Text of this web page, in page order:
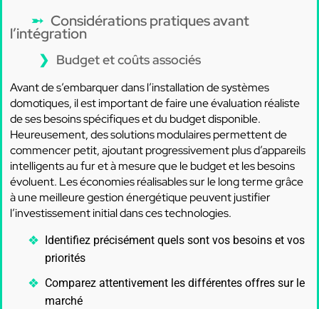
Considérations pratiques avant
l’intégration
Budget et coûts associés
Avant de s’embarquer dans l’installation de systèmes
domotiques, il est important de faire une évaluation réaliste
de ses besoins spécifiques et du budget disponible.
Heureusement, des solutions modulaires permettent de
commencer petit, ajoutant progressivement plus d’appareils
intelligents au fur et à mesure que le budget et les besoins
évoluent. Les économies réalisables sur le long terme grâce
à une meilleure gestion énergétique peuvent justifier
l’investissement initial dans ces technologies.
Identifiez précisément quels sont vos besoins et vos
priorités
Comparez attentivement les différentes offres sur le
marché